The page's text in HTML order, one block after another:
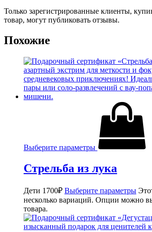
Только зарегистрированные клиенты,
товар, могут публиковать отзывы.
Похожие
Выберите параметры
Стрельба из лука
Дети 1700₽ Выберите параметры
несколько вариаций. Опции можно
товара.